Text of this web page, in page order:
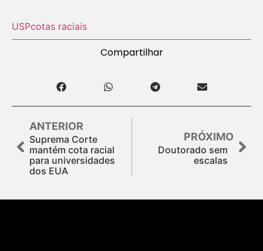
USPcotas raciais
Compartilhar
ANTERIOR
Suprema Corte
mantém cota racial
para universidades
dos EUA
PRÓXIMO
Doutorado sem
escalas